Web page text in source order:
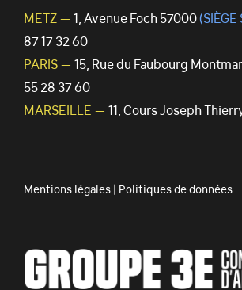
METZ — 1, Avenue Foch 57000(SIÈGE
87 17 32 60
PARIS — 15, Rue du Faubourg
55 28 37 60
MARSEILLE — 11, Cours Joseph
Mentions légales| Politiques de données